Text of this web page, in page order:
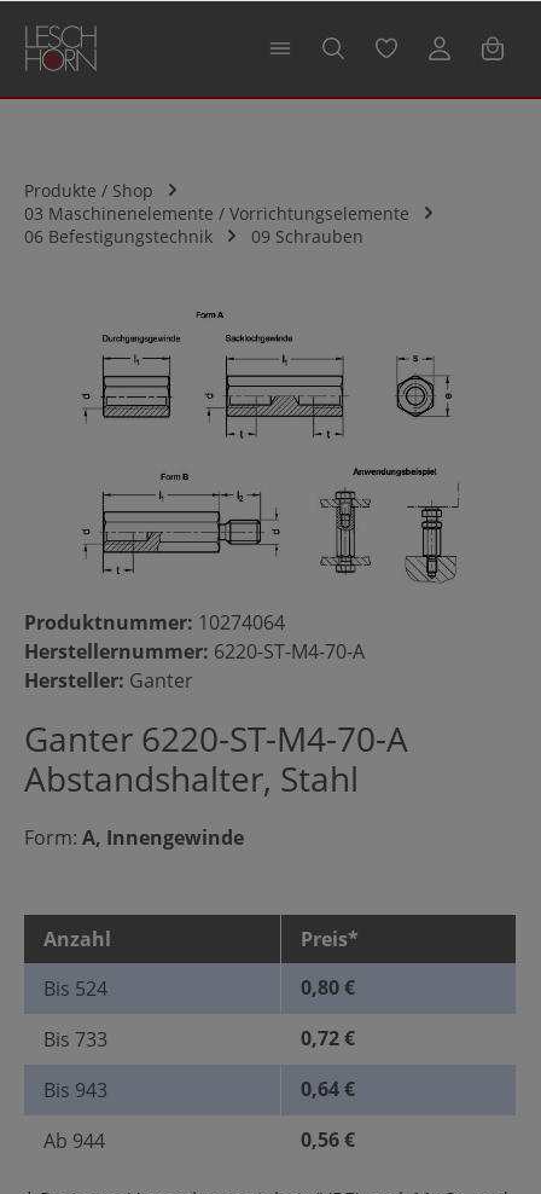
springen
Produkte / Shop
03 Maschinenelemente / Vorrichtungselemente
06 Befestigungstechnik
09 Schrauben
Bildergalerie überspringen
Produktnummer: 10274064
Herstellernummer: 6220-ST-M4-70-A
Hersteller: Ganter
Ganter 6220-ST-M4-70-A
Abstandshalter, Stahl
Form: A, Innengewinde
Anzahl
Preis*
Bis 524
0,80 €
Bis 733
0,72 €
Bis 943
0,64 €
Ab 944 0,56 €